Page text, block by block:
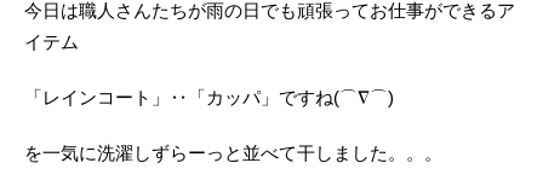
今日は職人さんたちが雨の日でも頑張ってお仕事ができるア
イテム
「レインコート」‥「カッパ」ですね(⌒∇⌒)
を一気に洗濯しずらーっと並べて干しました。。。